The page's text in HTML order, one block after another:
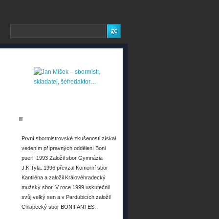
První sbormistrovské zkušenosti získal
vedením přípravných oddělení Boni
pueri. 1993 Založil sbor Gymnázia
J.K.Tyla. 1996 převzal Komorní sbor
Kantiléna a založil Královéhradecký
mužský sbor. V roce 1999 uskutečnil
svůj velký sen a v Pardubicích založil
Chlapecký sbor BONIFANTES.